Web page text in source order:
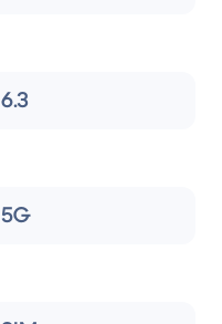
6.3
5G